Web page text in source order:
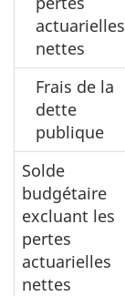
actuarielles
nettes
Frais de la
dette
publique
Solde
budgétaire
excluant les
pertes
actuarielles
nettes